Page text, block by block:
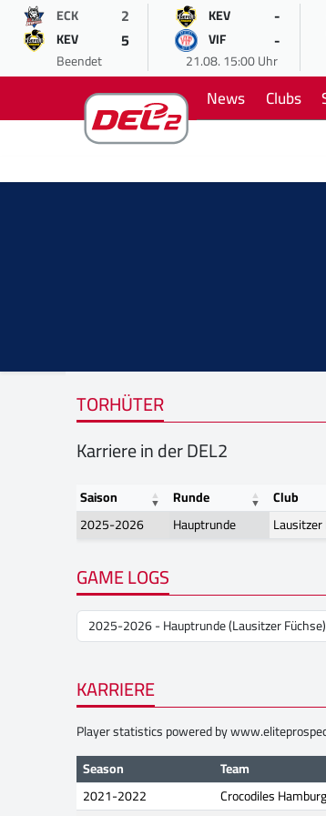
ECK 2
KEV 5
Beendet
KEV -
VIF -
21.08. 15:00 Uhr
News Clubs
TORHÜTER
Karriere in der DEL2
Saison Runde Club
2025-2026
Hauptrunde
GAME LOGS
KARRIERE
Player statistics powered by
Season
Team
2021-2022
Crocodiles